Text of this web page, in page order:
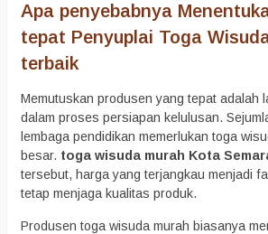
Apa penyebabnya
tepat Penyuplai Toga
terbaik
Memutuskan produsen yang tepat adalah
dalam proses persiapan kelulusan.
lembaga pendidikan memerlukan toga
besar. toga wisuda murah Kota
tersebut, harga yang terjangkau menjadi
tetap menjaga kualitas produk.
Produsen toga wisuda murah biasanya